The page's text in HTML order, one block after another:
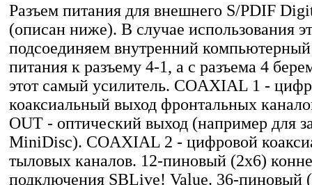
Разъем питания для внешнего S/PDIF
(описан ниже). В случае использования
подсоединяем внутренний компьютерный
питания к разъему 4-1, а с разъема 4
этот самый усилитель. COAXIAL 1 -
коаксиальный выход фронтальных
OUT - оптический выход (например для
MiniDisc). COAXIAL 2 - цифровой
тыловых каналов. 12-пиновый (2х6)
подключения SBLive! Value. 36-пиновый